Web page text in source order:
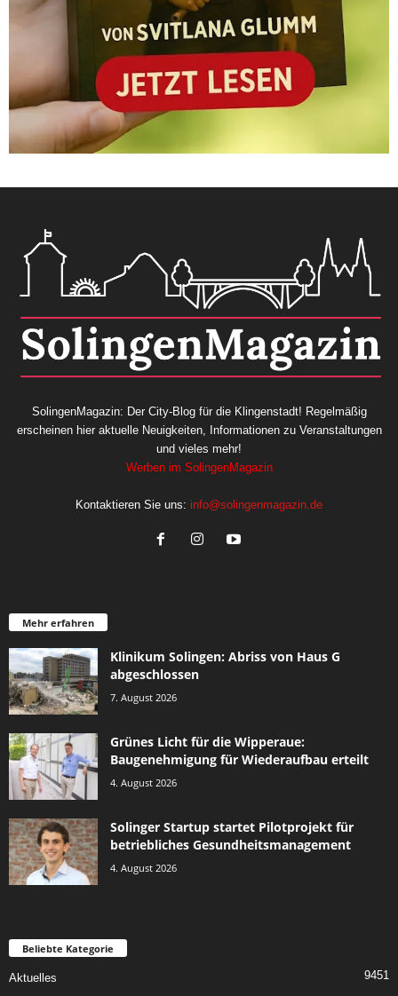
SolingenMagazin: Der City-Blog für die Klingenstadt! Regelmäßig
erscheinen hier aktuelle Neuigkeiten, Informationen zu Veranstaltungen
und vieles mehr!
Werben im SolingenMagazin
Kontaktieren Sie uns: info@solingenmagazin.de
Mehr erfahren
Klinikum Solingen: Abriss von Haus G
abgeschlossen
7. August 2026
Grünes Licht für die Wipperaue:
Baugenehmigung für Wiederaufbau erteilt
4. August 2026
Solinger Startup startet Pilotprojekt für
betriebliches Gesundheitsmanagement
4. August 2026
Beliebte Kategorie
Aktuelles
9451